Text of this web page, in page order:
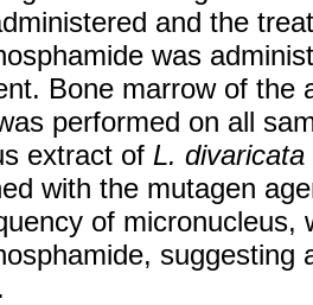
and the
was
Bone marrow of the
performed on all
extract of L. divaricata
with the mutagen
of micronucleus,
suggesting